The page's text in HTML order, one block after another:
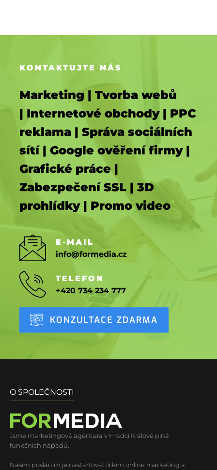
KONTAKTUJTE NÁS
Marketing | Tvorba webů
| Internetové obchody | PPC
reklama | Správa sociálních
sítí | Google ověření firmy |
Grafické práce |
Zabezpečení SSL | 3D
prohlídky | Promo video
E-MAIL
info@formedia.cz
TELEFON
+420 734 234 777
KONZULTACE ZDARMA
O SPOLEČNOSTI
Jsme marketingová agentura v Hradci Králové plná
funkčních nápadů.
Naším posláním je nastartovat lidem online marketing a